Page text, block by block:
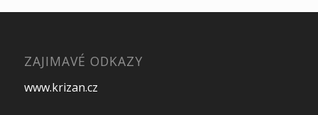
ZAJIMAVÉ ODKAZY
www.krizan.cz